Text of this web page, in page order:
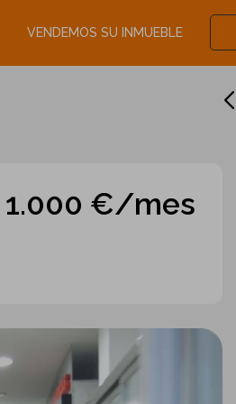
VENDEMOS SU INMUEBLE
1.000 €/mes